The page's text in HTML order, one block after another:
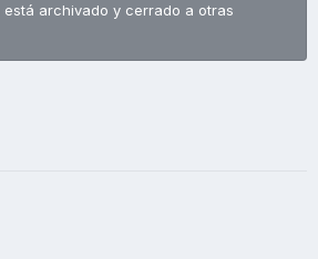
está archivado y cerrado a otras